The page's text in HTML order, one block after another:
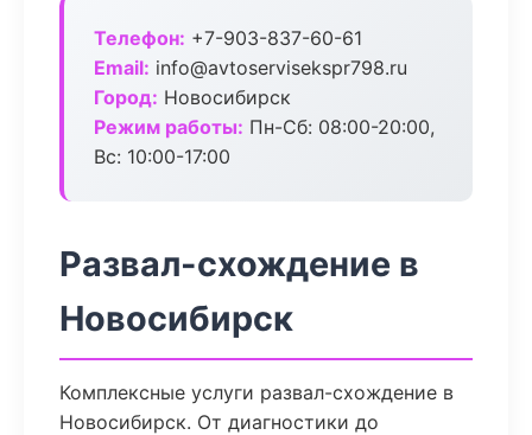
Телефон: +7-903-837-60-61
Email: info@avtoservisekspr798.ru
Город: Новосибирск
Режим работы: Пн-Сб: 08:00-20:00,
Вс: 10:00-17:00
Развал-схождение в
Новосибирск
Комплексные услуги развал-схождение в
Новосибирск. От диагностики до